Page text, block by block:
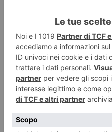
dei tanti progetti e la noia, la
Durata 116 minuti.(Massaua,
Space, Uci anche in 3D)
Paterson –Commedia
con Adam Driver e
sulla poesia e su chi la